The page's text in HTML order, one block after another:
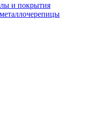
и покрытия